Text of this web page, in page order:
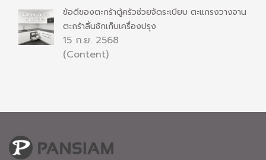
ข้อดีของตะกร้าตู้ครัวช่วยจัดระเบียบ ตะแกรงวางจาน
ตะกร้าลิ้นชักเก็บเครื่องปรุง
15 ก.ย. 2568
(Content)